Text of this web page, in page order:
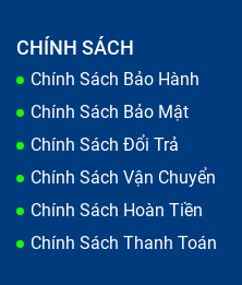
CHÍNH SÁCH
Chính Sách Bảo Hành
Chính Sách Bảo Mật
Chính Sách Đổi Trả
Chính Sách Vận Chuyển
Chính Sách Hoàn Tiền
Chính Sách Thanh Toán